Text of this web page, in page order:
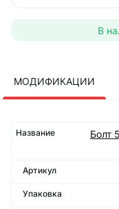
В
МОДИФИКАЦИИ
Болт